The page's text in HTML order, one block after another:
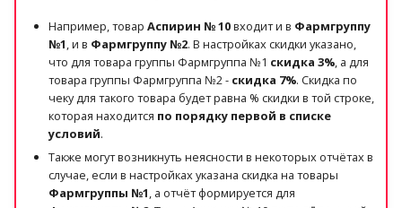
Например, товар Аспирин № 10входит и в Фармгруппу
№1, и в Фармгруппу №2. В настройках скидки указано,
что для товара группы Фармгруппа №1 скидка 3%, а для
товара группы Фармгруппа №2 - скидка 7%. Скидка по
чеку для такого товара будет равна % скидки в той строке,
которая находится по порядку первой в списке
условий.
Также могут возникнуть неясности в некоторых отчётах в
случае, если в настройках указана скидка на товары
Фармгруппы №1, а отчёт формируется для